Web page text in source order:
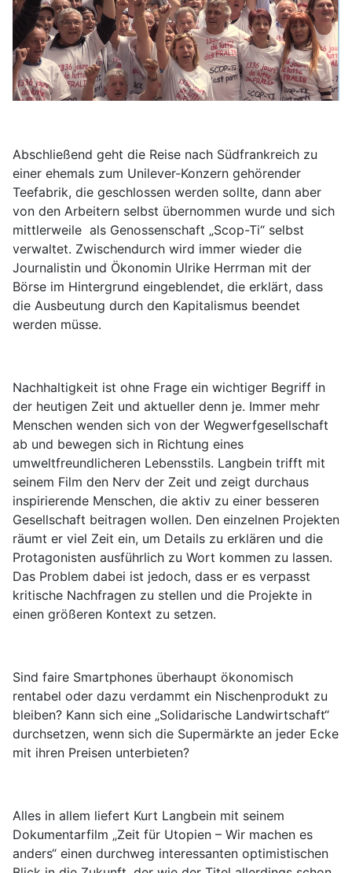
Abschließend geht die Reise nach Südfrankreich zu
einer ehemals zum Unilever-Konzern gehörender
Teefabrik, die geschlossen werden sollte, dann aber
von den Arbeitern selbst übernommen wurde und sich
mittlerweile als Genossenschaft „Scop-Ti“ selbst
verwaltet. Zwischendurch wird immer wieder die
Journalistin und Ökonomin Ulrike Herrman mit der
Börse im Hintergrund eingeblendet, die erklärt, dass
die Ausbeutung durch den Kapitalismus beendet
werden müsse.
Nachhaltigkeit ist ohne Frage ein wichtiger Begriff in
der heutigen Zeit und aktueller denn je. Immer mehr
Menschen wenden sich von der Wegwerfgesellschaft
ab und bewegen sich in Richtung eines
umweltfreundlicheren Lebensstils. Langbein trifft mit
seinem Film den Nerv der Zeit und zeigt durchaus
inspirierende Menschen, die aktiv zu einer besseren
Gesellschaft beitragen wollen. Den einzelnen Projekten
räumt er viel Zeit ein, um Details zu erklären und die
Protagonisten ausführlich zu Wort kommen zu lassen.
Das Problem dabei ist jedoch, dass er es verpasst
kritische Nachfragen zu stellen und die Projekte in
einen größeren Kontext zu setzen.
Sind faire Smartphones überhaupt ökonomisch
rentabel oder dazu verdammt ein Nischenprodukt zu
bleiben? Kann sich eine „Solidarische Landwirtschaft“
durchsetzen, wenn sich die Supermärkte an jeder Ecke
mit ihren Preisen unterbieten?
Alles in allem liefert Kurt Langbein mit seinem
Dokumentarfilm „Zeit für Utopien – Wir machen es
anders“ einen durchweg interessanten optimistischen